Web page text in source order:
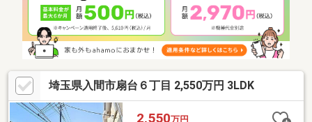
埼玉県入間市扇台６丁目 2,550万円 3LDK
2,550万円